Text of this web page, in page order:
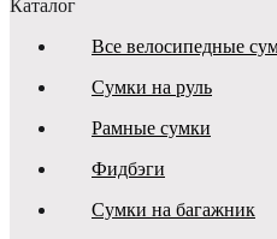
Каталог
Все велосипедные
Сумки на руль
Рамные сумки
Фидбэги
Сумки на багажник